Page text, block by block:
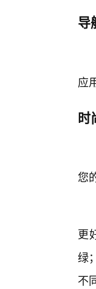
导
应
时
您
更
绿
不